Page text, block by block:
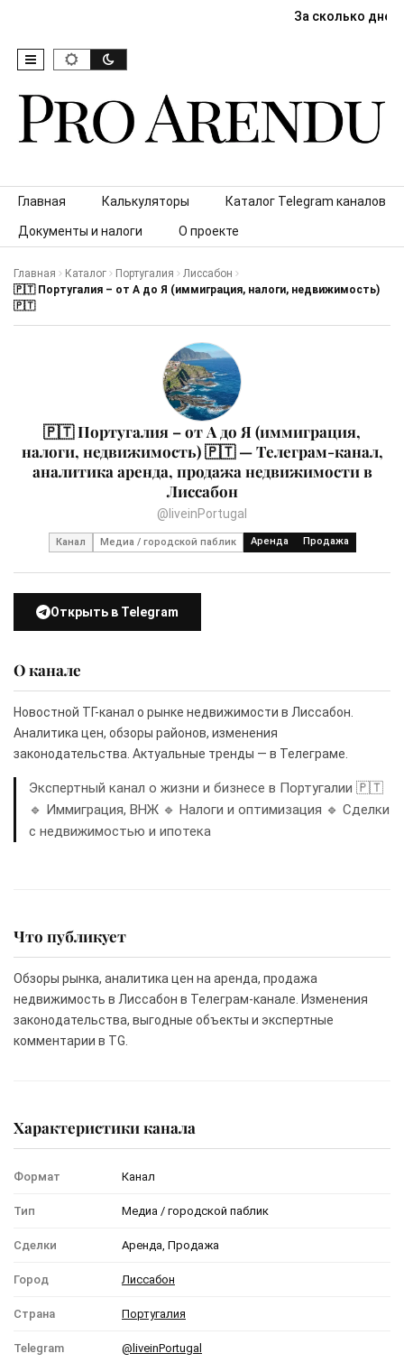
За сколько дней
Skip to content
Главная Калькуляторы Каталог Telegram каналов
Документы и налоги О проекте
Главная Каталог Португалия
Лиссабон
🇵🇹 Португалия – от А до Я (иммиграция, налоги, недвижимость)
🇵🇹
🇵🇹 Португалия – от А до Я (иммиграция,
налоги, недвижимость) 🇵🇹 — Телеграм-канал,
аналитика аренда, продажа недвижимости в
Лиссабон
@liveinPortugal
Канал Медиа / городской паблик Аренда Продажа
Открыть в Telegram
О канале
Новостной ТГ-канал о рынке недвижимости в Лиссабон.
Аналитика цен, обзоры районов, изменения
законодательства. Актуальные тренды — в Телеграме.
Экспертный канал о жизни и бизнесе в Португалии 🇵🇹
🔹 Иммиграция, ВНЖ 🔹 Налоги и оптимизация 🔹 Сделки
с недвижимостью и ипотека
Что публикует
Обзоры рынка, аналитика цен на аренда, продажа
недвижимость в Лиссабон в Телеграм-канале. Изменения
законодательства, выгодные объекты и экспертные
комментарии в TG.
Характеристики канала
Формат Канал
Тип Медиа / городской паблик
Сделки Аренда, Продажа
Город Лиссабон
Страна Португалия
Telegram @liveinPortugal